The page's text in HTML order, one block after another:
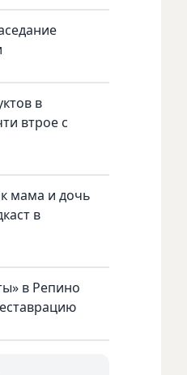
в
втрое с
мама и дочь
в
в Репино